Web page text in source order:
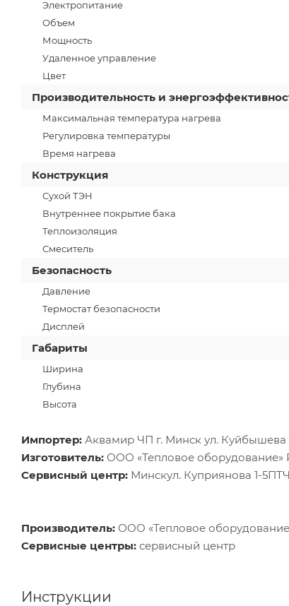
Электропитание
Объем
Мощность
Удаленное управление
Цвет
Производительность и
Максимальная температура нагрева
Регулировка температуры
Время нагрева
Конструкция
Сухой ТЭН
Внутреннее покрытие бака
Теплоизоляция
Смеситель
Безопасность
Давление
Термостат безопасности
Дисплей
Габариты
Ширина
Глубина
Высота
Импортер: Аквамир ЧП г. Минск ул.
Изготовитель: ООО «Тепловое оборудование»
Сервисный центр: Минскул. Куприянова 1-
Производитель: ООО «Тепловое
Сервисные центры: сервисный центр
Инструкции